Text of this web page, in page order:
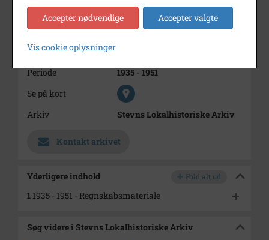
regnskabsbøger
Bemærkning
Biografen ejes af bogtrykker
Periode
1935 - 1951
Se på kort
Arkiv
Stevns Lokalhistoriske Arkiv
Kontakt arkivet
Yderligere indhold Fold alt ud
1 1935 - 1951 - Regnskabsmateriale
Søg videre i Stevns Lokalhistoriske Arkiv
Accepter nødvendige Accepter valgte
Vis cookie oplysninger